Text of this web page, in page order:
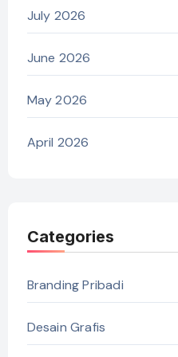
July 2026
June 2026
May 2026
April 2026
Categories
Branding Pribadi
Desain Grafis